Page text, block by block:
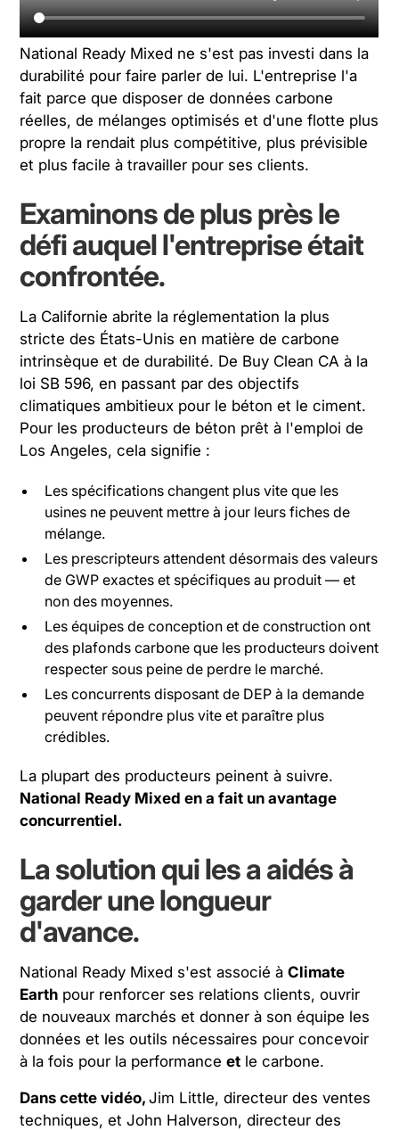
National Ready Mixed ne s'est pas investi dans la
durabilité pour faire parler de lui. L'entreprise l'a
fait parce que disposer de données carbone
réelles, de mélanges optimisés et d'une flotte plus
propre la rendait plus compétitive, plus prévisible
et plus facile à travailler pour ses clients.
Examinons de plus près le
défi auquel l'entreprise était
confrontée.
La Californie abrite la réglementation la plus
stricte des États-Unis en matière de carbone
intrinsèque et de durabilité. De Buy Clean CA à la
loi SB 596, en passant par des objectifs
climatiques ambitieux pour le béton et le ciment.
Pour les producteurs de béton prêt à l'emploi de
Los Angeles, cela signifie :
Les spécifications changent plus vite que les
usines ne peuvent mettre à jour leurs fiches de
mélange.
Les prescripteurs attendent désormais des valeurs
de GWP exactes et spécifiques au produit — et
non des moyennes.
Les équipes de conception et de construction ont
des plafonds carbone que les producteurs doivent
respecter sous peine de perdre le marché.
Les concurrents disposant de DEP à la demande
peuvent répondre plus vite et paraître plus
crédibles.
La plupart des producteurs peinent à suivre.
National Ready Mixed en a fait un avantage
concurrentiel.
La solution qui les a aidés à
garder une longueur
d'avance.
National Ready Mixed s'est associé àClimate
Earth pour renforcer ses relations clients, ouvrir
de nouveaux marchés et donner à son équipe les
données et les outils nécessaires pour concevoir
à la fois pour la performanceet le carbone.
Dans cette vidéo,Jim Little, directeur des ventes
techniques, et John Halverson, directeur des